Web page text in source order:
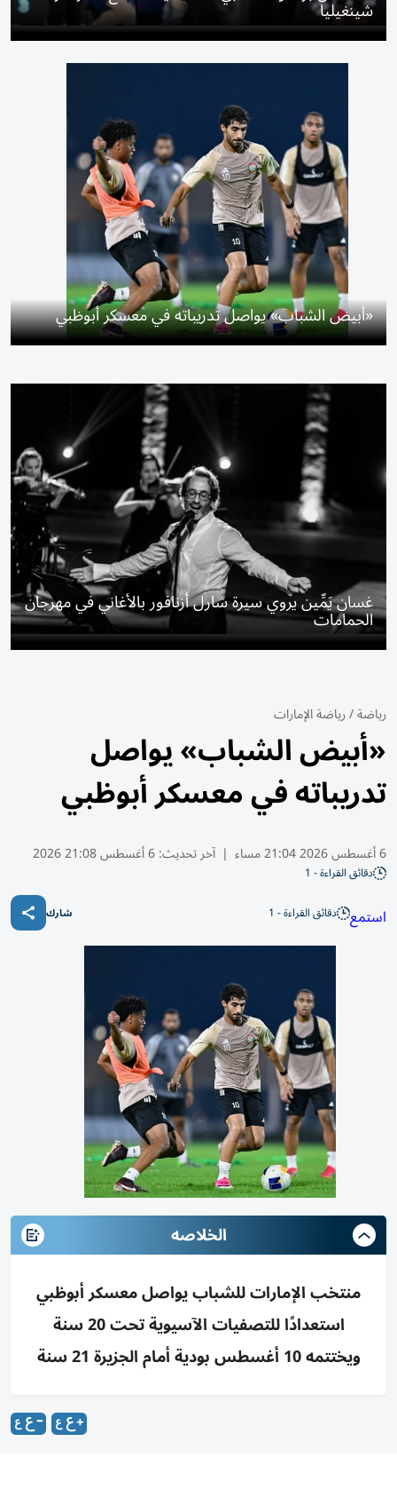
شينغيليا
«أبيض الشباب» يواصل تدريباته في معسكر أبوظبي
غسان يَمِّين يروي سيرة شارل أزنافور بالأغاني في مهرجان
الحمامات
رياضة/رياضة الإمارات
«أبيض الشباب» يواصل
تدريباته في معسكر أبوظبي
6 أغسطس 2026 21:04 مساء | آخر تحديث:6 أغسطس 21:08 2026
دقائق القراءة - 1
استمع دقائق القراءة - 1 شارك
الخلاصه
منتخب الإمارات للشباب يواصل معسكر أبوظبي
استعدادًا للتصفيات الآسيوية تحت 20 سنة
ويختتمه 10 أغسطس بودية أمام الجزيرة 21 سنة